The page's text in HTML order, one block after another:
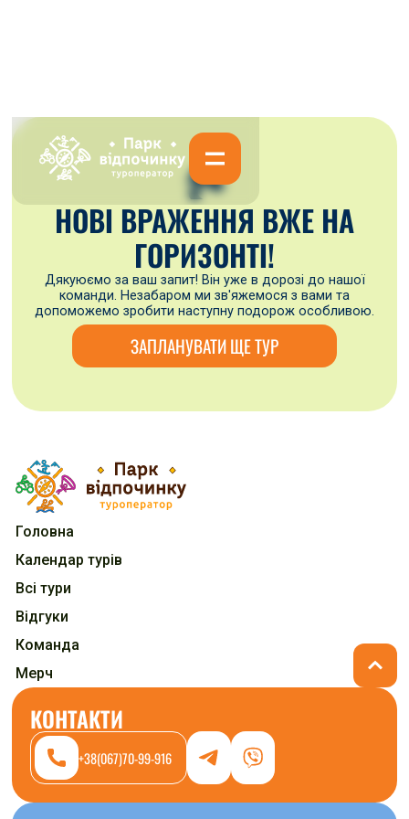
🏞
НОВІ ВРАЖЕННЯ ВЖЕ НА
ГОРИЗОНТІ!
Дякуюємо за ваш запит! Він уже в дорозі до нашої
команди. Незабаром ми зв'яжемося з вами та
допоможемо зробити наступну подорож особливою.
ЗАПЛАНУВАТИ ЩЕ ТУР
Головна
Календар турів
Всі тури
Відгуки
Команда
Мерч
КОНТАКТИ
+38(067)70-99-916